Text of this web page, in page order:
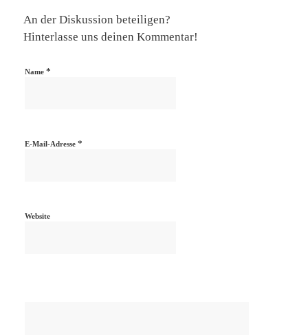
An der Diskussion beteiligen?
Hinterlasse uns deinen Kommentar!
Name *
E-Mail-Adresse *
Website